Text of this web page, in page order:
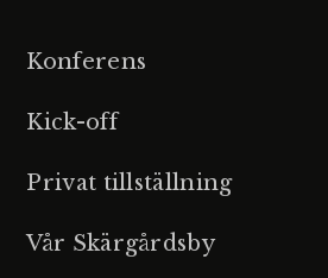
Konferens
Kick-off
Privat tillställning
Vår Skärgårdsby